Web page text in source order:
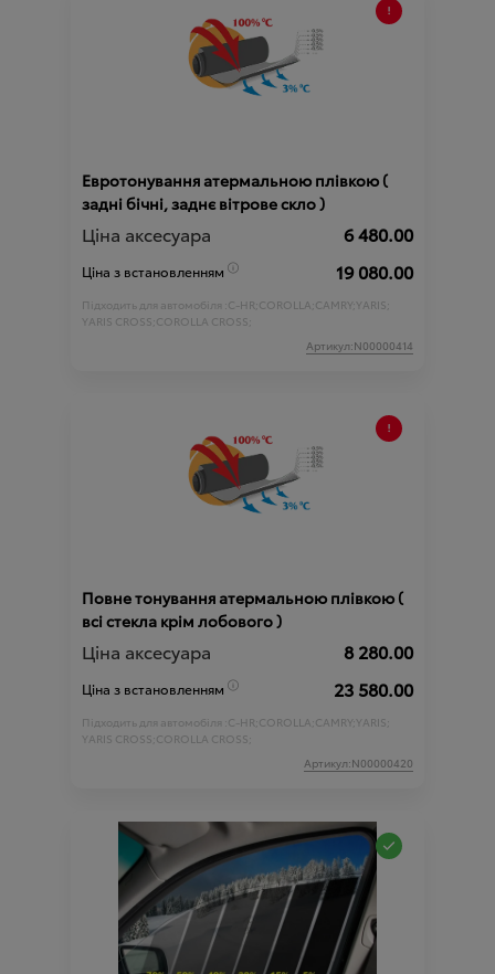
Евротонування атермальною плівкою (
задні бічні, заднє вітрове скло )
Ціна аксесуара 6 480.00
Ціна з встановленням 19 080.00
Підходить для автомобіля :C-HR;COROLLA;CAMRY;YARIS;
YARIS CROSS;COROLLA CROSS;
Артикул:N00000414
Повне тонування атермальною плівкою (
всі стекла крім лобового )
Ціна аксесуара 8 280.00
Ціна з встановленням 23 580.00
Підходить для автомобіля :C-HR;COROLLA;CAMRY;YARIS;
YARIS CROSS;COROLLA CROSS;
Артикул:N00000420